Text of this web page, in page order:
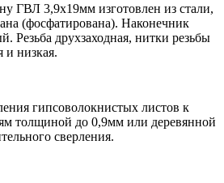
ГВЛ 3,9х19мм изготовлен из стали,
(фосфатирована). Наконечник
Резьба друхзаходная, нитки резьбы
и низкая.
гипсоволокнистых листов к
толщиной до 0,9мм или деревянной
сверления.